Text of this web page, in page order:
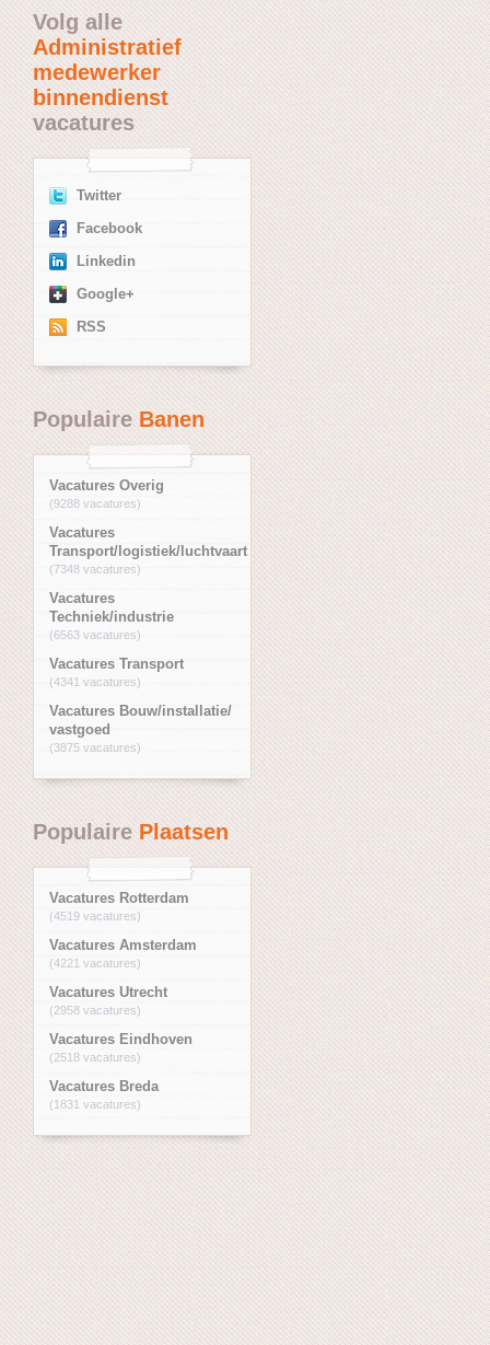
Volg alle
Administratief
medewerker
binnendienst
vacatures
Twitter
Facebook
Linkedin
Google+
RSS
PopulaireBanen
Vacatures Overig
(9288 vacatures)
Vacatures
Transport/logistiek/luchtvaart
(7348 vacatures)
Vacatures
Techniek/industrie
(6563 vacatures)
Vacatures Transport
(4341 vacatures)
Vacatures Bouw/installatie/
vastgoed
(3875 vacatures)
PopulairePlaatsen
Vacatures Rotterdam
(4519 vacatures)
Vacatures Amsterdam
(4221 vacatures)
Vacatures Utrecht
(2958 vacatures)
Vacatures Eindhoven
(2518 vacatures)
Vacatures Breda
(1831 vacatures)